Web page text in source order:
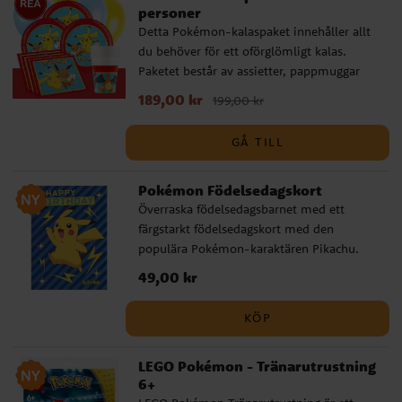
personer
Detta Pokémon-kalaspaket innehåller allt
du behöver för ett oförglömligt kalas.
Paketet består av assietter, pappmuggar
Dessutom ingår 10 gula och 10 ljusblå
ballonger som skapar en festlig stämning,
samt en elegant röd plastduk (137 x 274
kalaspaket med kalaspåsar, partyboxar,
godis, småleksaker och andra Pokémon-
dekorationer. Gör kalaset komplett med
våra baktillbehör och skapa det perfekta
Nuvarande pris:189,00 kr
189,00 kr 199,00 kr
GÅ TILL
Pokémon Födelsedagskort
Överraska födelsedagsbarnet med ett
färgstarkt födelsedagskort med den
populära Pokémon-karaktären Pikachu.
Kortet kan öppnas och har plats för en
personlig hälsning på insidan. Ett vitt
kuvert ingår. ✓ Kan öppnas för en
personlig hälsning ✓ Vitt kuvert ingår ✓
Pris :49,00 kr
49,00 kr
KÖP
LEGO Pokémon - Tränarutrustning
6+